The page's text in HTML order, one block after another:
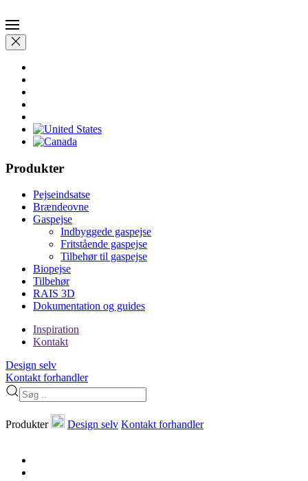
Produkter
Pejseindsatse
Brændeovne
Gaspejse
Indbyggede gaspejse
Fritstående gaspejse
Tilbehør til gaspejse
Biopejse
Tilbehør
RAIS 3D
Dokumentation og guides
Inspiration
Kontakt
Design selv
Kontakt forhandler
Produkter Design selv Kontakt forhandler